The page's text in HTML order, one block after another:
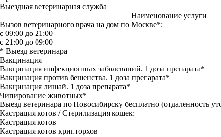
Выездная ветеринарная служба
Наименование услуги
Вызов ветеринарного врача на дом по Москве*:
с 09:00 до 21:00
с 21:00 до 09:00
* Выезд ветеринара
Вакцинация
Вакцинация инфекционных заболеваний. 1 доза препарата*
Вакцинация против бешенства. 1 доза препарата*
Вакцинация лишай. 1 доза препарата*
Чипирование животных*
Выезд ветеринара по Новосибирску бесплатно (отдаленность
Кастрация котов / Стерилизация кошек:
Кастрация котов
Кастрация котов крипторхов